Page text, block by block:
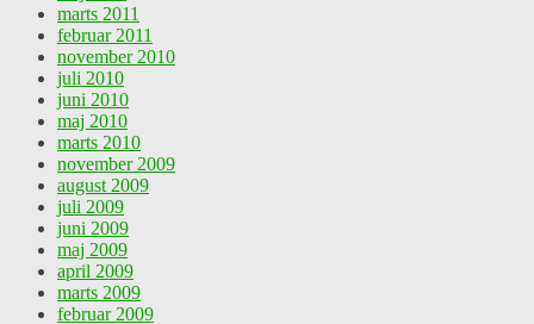
marts 2011
februar 2011
november 2010
juli 2010
juni 2010
maj 2010
marts 2010
november 2009
august 2009
juli 2009
juni 2009
maj 2009
april 2009
marts 2009
februar 2009